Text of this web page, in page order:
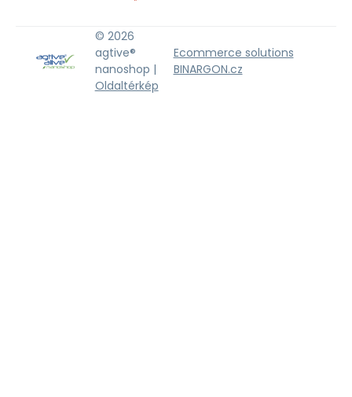
© 2026
agtive®
nanoshop |
Oldaltérkép
Ecommerce solutions
BINARGON.cz